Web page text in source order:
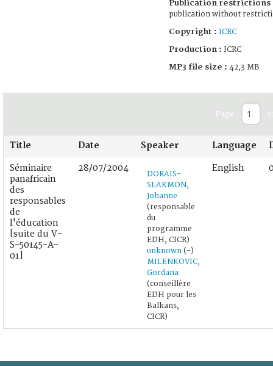
Publication restrictions
publication without
Copyright : ICRC
Production : ICRC
MP3 file size : 42,3 MB
Page
Title Date Speaker Language
Séminaire
panafricain
des
responsables
de
l'éducation
[suite du V-
S-50145-A-
01]
28/07/2004
DORAIS-
SLAKMON,
Johanne
(responsable
du
programme
EDH, CICR)
unknown (-)
MILENKOVIC,
Gordana
(conseillère
EDH pour les
Balkans,
CICR)
English